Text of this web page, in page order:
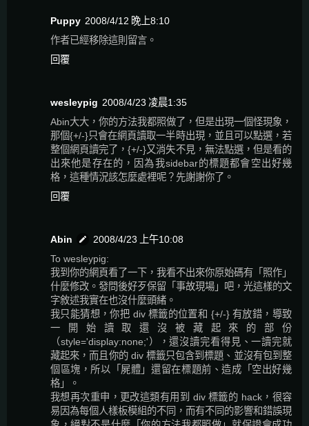
Puppy 2008/4/12 晚上8:10
作者已經移除這則留言。
回覆
wesleypig 2008/4/23 凌晨1:35
Abin大大，你的方法我都照做了，但是出現一個怪現象，
那個{+/-}只會在網頁讀取一半時出現，並且可以點選，若
整個網頁讀完了，{+/-}又消失不見，無法點選，但是看的
出來他是存在的，因為我sidebar的標題都會空出好幾
格，這種情況該怎麼處裡呢？先謝謝你了。
回覆
Abin
2008/4/23 上午10:08
To wesleypig:
我到你的網頁看了一下，我看不出來你原始碼有「照作」
什麼修改。發問後好歹保留「事故現場」吧，光這樣的文
字敘述我實在也沒什麼頭緒。
我只能猜想，你把 div 標籤的位置和 {+/-} 有放錯，導致
一開始讀取還沒被藏起來的部份
（style='display:none;'），還沒讀完看得見、一讀完就
藏起來，而且你的 div 標籤只包含到標題、並沒有包到整
個區塊，所以「屍體」還留在標題前、造成「空出好幾
格」。
我想再次重申，更改這類有用到 div 標籤的 hack，很容
易因為每個人樣板模組的不同，而有不同的影響和錯誤現